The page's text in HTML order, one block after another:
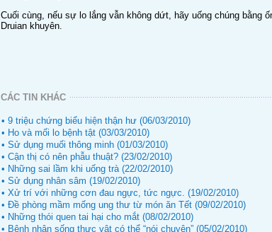
Cuối cùng, nếu sự lo lắng vẫn không dứt, hãy uống chúng bằng
Druian khuyên.
CÁC TIN KHÁC
• 9 triệu chứng biểu hiện thận hư (06/03/2010)
• Ho và mối lo bệnh tật (03/03/2010)
• Sử dụng muối thông minh (01/03/2010)
• Cận thị có nên phẫu thuật? (23/02/2010)
• Những sai lầm khi uống trà (22/02/2010)
• Sử dụng nhân sâm (19/02/2010)
• Xử trí với những cơn đau ngực, tức ngực. (19/02/2010)
• Đề phòng mầm mống ung thư từ món ăn Tết (09/02/2010)
• Những thói quen tai hại cho mắt (08/02/2010)
• Bệnh nhân sống thực vật có thể “nói chuyện” (05/02/2010)